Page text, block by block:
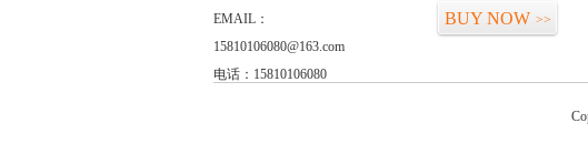
EMAIL：
15810106080@163.com
电话：15810106080
BUY NOW >>